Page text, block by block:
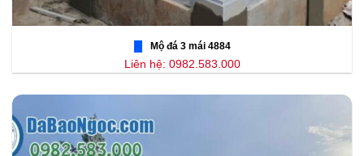
Mộ đá 3 mái 4884
Liên hệ: 0982.583.000